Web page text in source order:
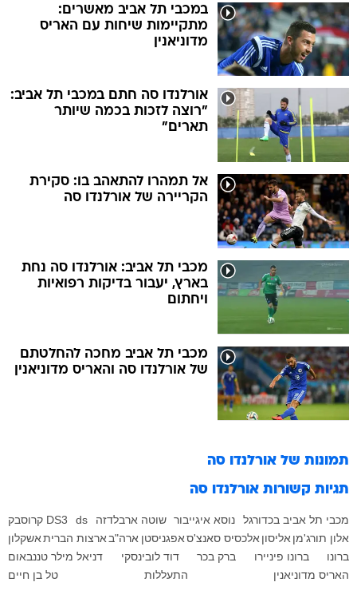
במכבי תל אביב מאשרים:
מתקיימות שיחות עם האריס
מדוניאנין
אורלנדו סה חתם במכבי תל אביב:
"רוצה לזכות בכמה שיותר
תארים"
אל תמהרו להתאהב בו: סקירת
הקריירה של אורלנדו סה
מכבי תל אביב: אורלנדו סה נחת
בארץ, יעבור בדיקות רפואיות
ויחתום
מכבי תל אביב מחכה להחלטתם
של אורלנדו סה והאריס מדוניאנין
תמונות של אורלנדו סה
תגיות קשורות אורלנדו סה
מכבי תל אביב בכדורגל נוסא איגייבור שוטה ארבלדזה ds
DS3 קרוסבק
אלון תורג'מן אליסון אלכסיס סאנצ'סאפגניסטן ארה"ב ארצות הברית אשקלון
ברונו
ברונו פיניירו ברק בכר דוד לובינסקי
דניאל מילר טננבאום
האריס מדוניאנין
התעללות טל בן חיים